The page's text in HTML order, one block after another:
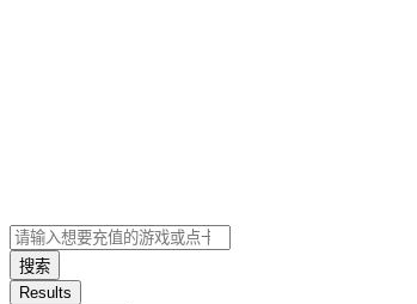
搜索
Results